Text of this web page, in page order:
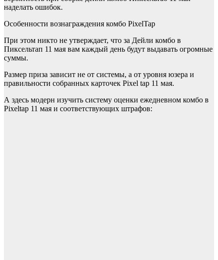
наделать ошибок.
Особенности вознаграждения комбо PixelTap
При этом никто не утверждает, что за Дейли комбо в
Пиксельтап 11 мая вам каждый день будут выдавать огромные
суммы.
Размер приза зависит не от системы, а от уровня юзера и
правильности собранных карточек Pixel tap 11 мая.
А здесь модерн изучить систему оценки ежедневном комбо в
Pixeltap 11 мая и соответствующих штрафов: